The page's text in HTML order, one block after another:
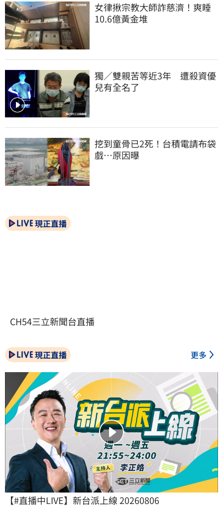
女律揪宗教大師詐慈濟！爽睡
10.6億黃金堆
獨／雙親苦等近3年　遭殺資優
兒有全名了
挖到童骨已2死！台積電請布袋
戲…原因曝
現正直播
CH54三立新聞台直播
現正直播 更多
【#直播中LIVE】新台派上線 20260806